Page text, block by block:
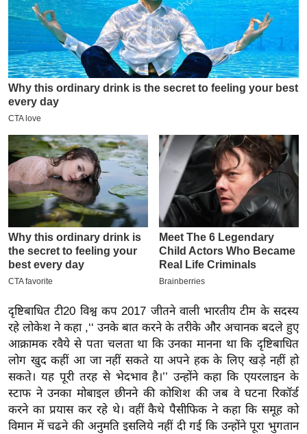
0
6
क्रा
इ
म
ई
-
पे
प
र
मि
सा
ल
मि
सा
ल
श
ख्सि
य
त
दृष्टिबाधित टी20 विश्व कप 2017 जीतने वाली भारतीय टीम के सदस्य
रहे लोकेश ने कहा ,‘‘ उनके बात करने के तरीके और अचानक बदले हुए
आक्रामक रवैये से पता चलता था कि उनका मानना ​​था कि दृष्टिबाधित
लोग खुद कहीं आ जा नहीं सकते या अपने हक के लिए खड़े नहीं हो
सकते। यह पूरी तरह से भेदभाव है।’’ उन्होंने कहा कि एयरलाइन के
स्टाफ ने उनका मोबाइल छीनने की कोशिश की जब वे घटना रिकॉर्ड
करने का प्रयास कर रहे थे। वहीं कैथे पैसीफिक ने कहा कि समूह को
विमान में चढने की अनुमति इसलिये नहीं दी गई कि उन्होंने पूरा भुगतान